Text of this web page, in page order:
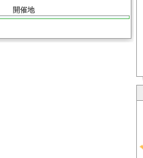
開催地